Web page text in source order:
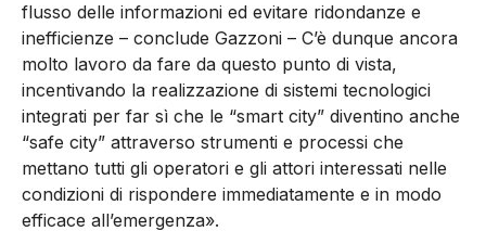
flusso delle informazioni ed evitare ridondanze e
inefficienze – conclude Gazzoni – C’è dunque ancora
molto lavoro da fare da questo punto di vista,
incentivando la realizzazione di sistemi tecnologici
integrati per far sì che le “smart city” diventino anche
“safe city” attraverso strumenti e processi che
mettano tutti gli operatori e gli attori interessati nelle
condizioni di rispondere immediatamente e in modo
efficace all’emergenza».